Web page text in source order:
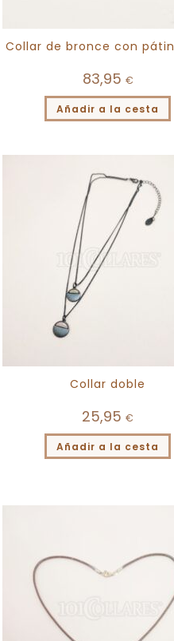
Collar de bronce con
83,95 €
Añadir a la cesta
Collar doble
25,95 €
Añadir a la cesta